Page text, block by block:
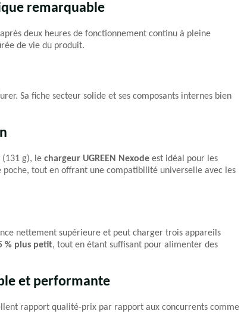
remarquable
deux heures de fonctionnement continu à pleine
de vie du produit.
Sa fiche secteur solide et ses composants internes bien
(131 g), le chargeur UGREEN Nexode est idéal pour les
tout en offrant une compatibilité universelle avec les
nettement supérieure et peut charger trois appareils
% plus petit, tout en étant suffisant pour alimenter des
et performante
rapport qualité-prix par rapport aux concurrents comme